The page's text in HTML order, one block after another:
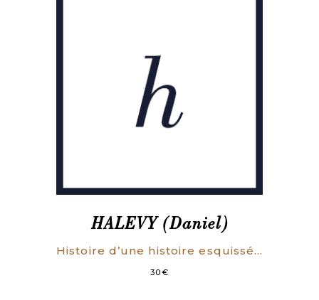
HALEVY (Daniel)
Histoire d’une histoire esquissée pour le troisième Cinquantenaire de la Révolution Française.
30€